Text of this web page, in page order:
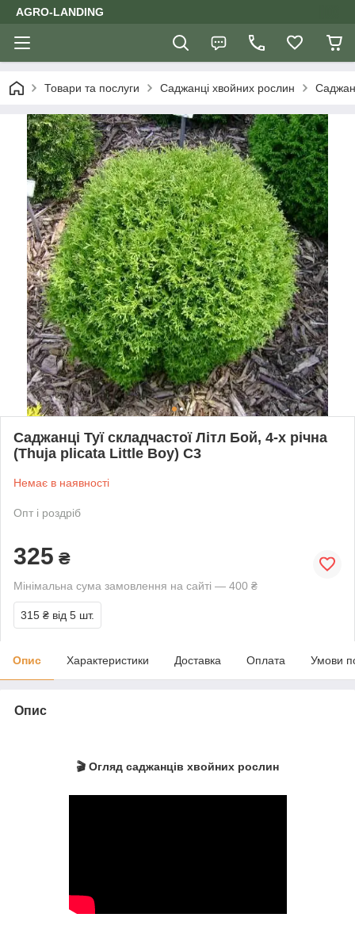
AGRO-LANDING
Товари та послуги Саджанці хвойних рослин
Саджанці Туї складчастої Літл Бой, 4-х річна
(Thuja plicata Little Boy) С3
Немає в наявності
Опт і роздріб
325 ₴
Мінімальна сума замовлення на сайті — 400 ₴
315 ₴ від 5 шт.
Опис Характеристики Доставка Оплата Умови
Опис
🎬 Огляд саджанців хвойних рослин